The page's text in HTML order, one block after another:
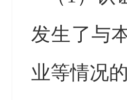
发生了与
业等情况